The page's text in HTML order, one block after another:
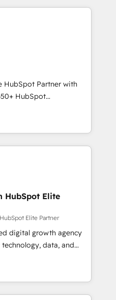
and enterprise
AI to design connected
scalable revenue
RevOps, CRM and data
and strategic marketing,
FLAIR framework
certified consultancy,
and technology to help
HubSpot Partner with
HubSpot
the HubSpot platform
your current HubSpot
one.
HubSpot Elite
Elite Partner
digital growth agency
data, and
results. Founded in
Spain, LATAM, and
in building
customer success